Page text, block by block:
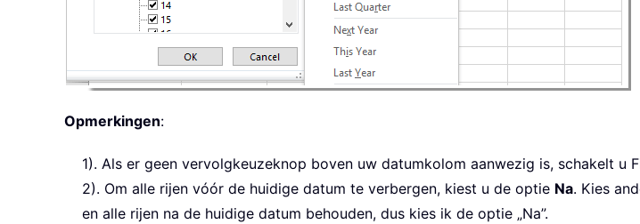
Opmerkingen:
1). Als er geen vervolgkeuzeknop boven uw datumkolom aanwezig is, schakelt u
2). Om alle rijen vóór de huidige datum te verbergen, kiest u de optie Na. Kies
en alle rijen na de huidige datum behouden, dus kies ik de optie „Na”.